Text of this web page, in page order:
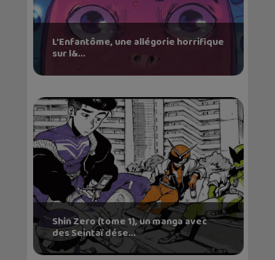
L’Enfantôme, une allégorie horrifique
sur l&...
Shin Zero (tome 1), un manga avec
des Seintaï dése...